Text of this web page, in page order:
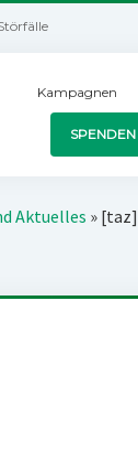
Kampagnen
SPENDEN
Aktuelles » [taz]